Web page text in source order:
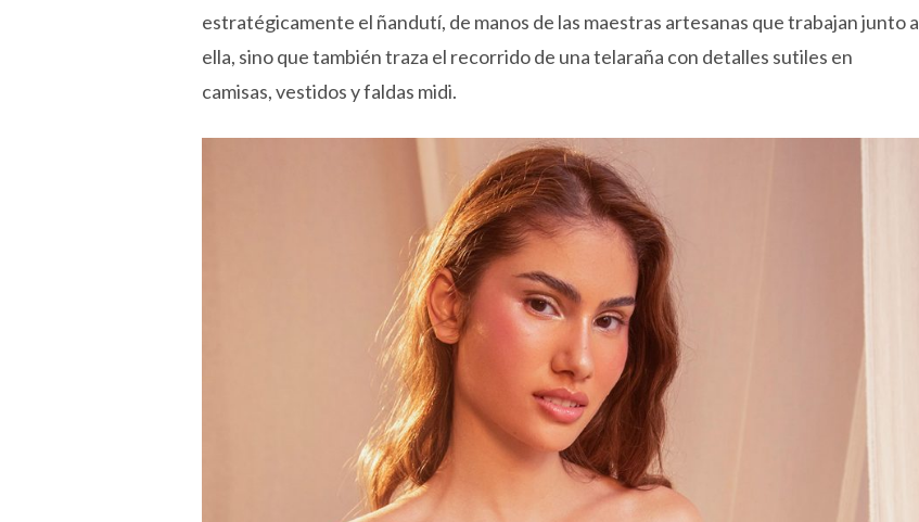
estratégicamente el ñandutí, de manos de las maestras artesanas que trabajan junto a
ella, sino que también traza el recorrido de una telaraña con detalles sutiles en
camisas, vestidos y faldas midi.